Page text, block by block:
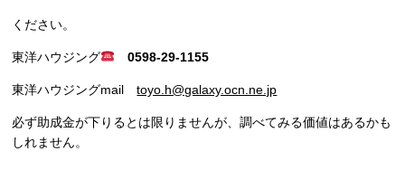
ください。
東洋ハウジング 0598-29-1155
東洋ハウジングmailtoyo.h@galaxy.ocn.ne.jp
必ず助成金が下りるとは限りませんが、調べてみる価値はあるかも
しれません。